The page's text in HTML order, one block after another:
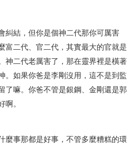
糾結，但你是個神二代那你可厲害
富二代、官二代，其實最大的官就是
神二代老厲害了，那在靈界裡是橫著
。如果你爸是李剛沒用，這不是到監
了嘛。你爸不管是銀鋼、金剛還是郭
。
麼事那都是好事，不管多麼糟糕的環